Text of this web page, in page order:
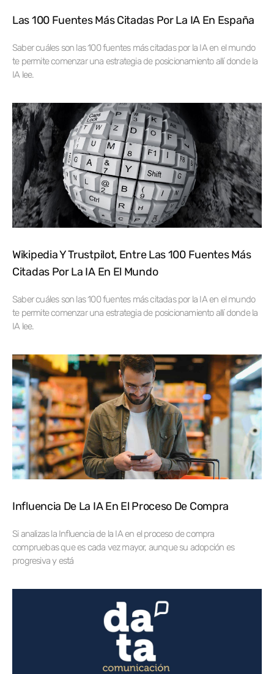
Las 100 Fuentes Más Citadas Por La IA En España
Saber cuáles son las 100 fuentes más citadas por la IA en el mundo
te permite comenzar una estrategia de posicionamiento allí donde la
IA lee.
Wikipedia Y Trustpilot, Entre Las 100 Fuentes Más
Citadas Por La IA En El Mundo
Saber cuáles son las 100 fuentes más citadas por la IA en el mundo
te permite comenzar una estrategia de posicionamiento allí donde la
IA lee.
Influencia De La IA En El Proceso De Compra
Si analizas la Influencia de la IA en el proceso de compra
compruebas que es cada vez mayor, aunque su adopción es
progresiva y está